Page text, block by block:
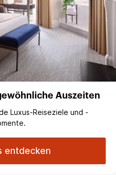
Auszeiten
Luxus-Reiseziele und -
entdecken